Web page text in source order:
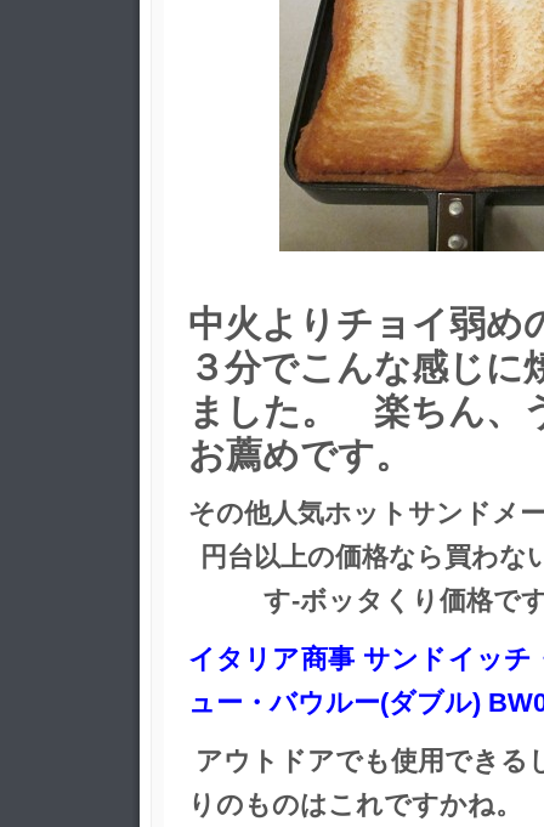
中火よりチョイ弱め
３分でこんな感じに
ました。 楽ちん、
お薦めです。
その他人気ホットサンドメ
円台以上の価格なら買わな
す-ボッタくり価格で
イタリア商事 サンドイッチ
ュー・バウルー(ダブル)
アウトドアでも使用できる
りのものはこれですかね。